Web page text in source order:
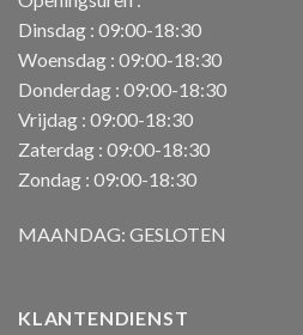
Dinsdag : 09:00-18:30
Woensdag : 09:00-18:30
Donderdag : 09:00-18:30
Vrijdag : 09:00-18:30
Zaterdag : 09:00-18:30
Zondag : 09:00-18:30
MAANDAG: GESLOTEN
KLANTENDIENST